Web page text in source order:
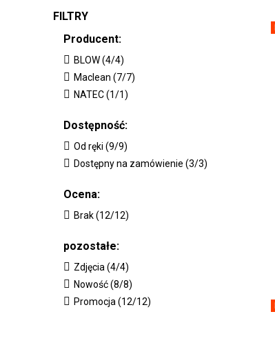
FILTRY
Producent:
BLOW (4/4)
Maclean (7/7)
NATEC (1/1)
Dostępność:
Od ręki (9/9)
Dostępny na zamówienie (3/3)
Ocena:
Brak (12/12)
pozostałe:
Zdjęcia (4/4)
Nowość (8/8)
Promocja (12/12)